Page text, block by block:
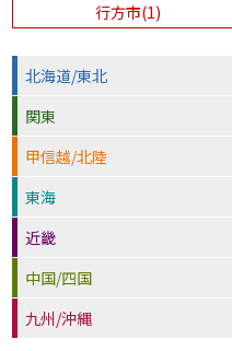
行方市(1)
北海道/東北
関東
甲信越/北陸
東海
近畿
中国/四国
九州/沖縄